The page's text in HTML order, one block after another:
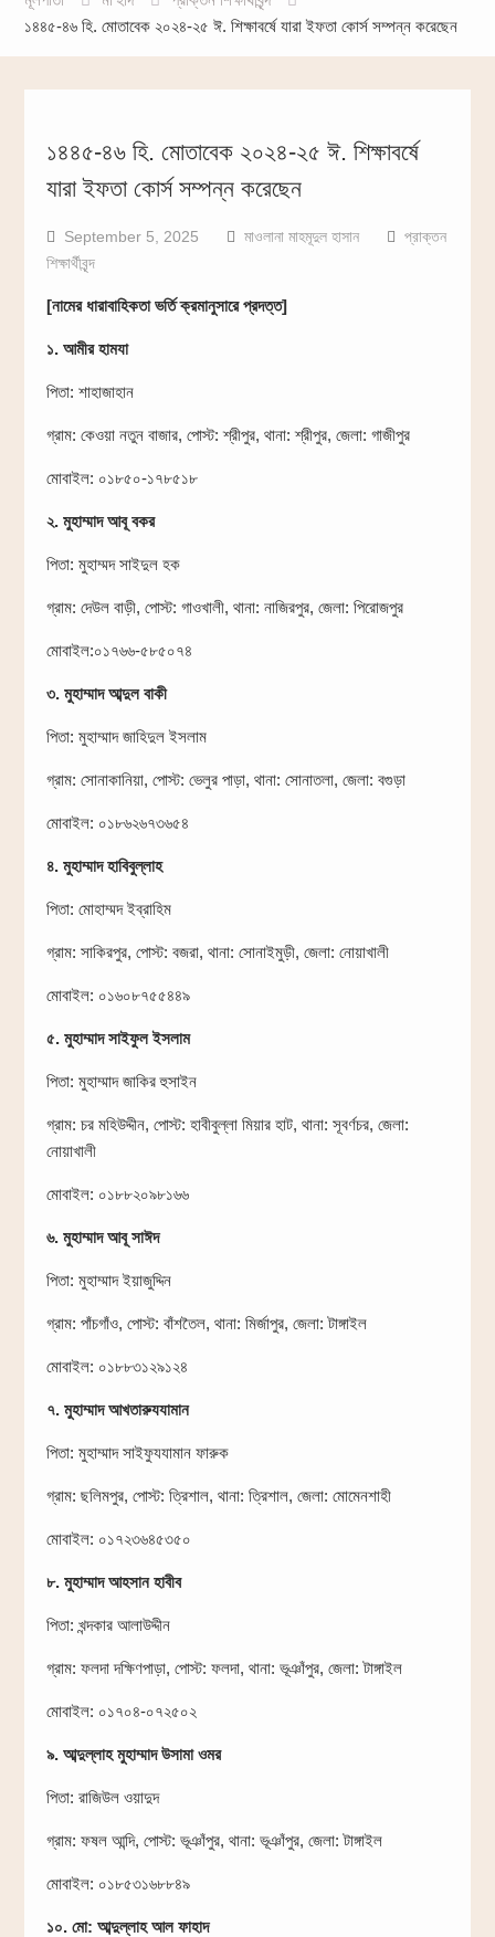
১৪৪৫-৪৬ হি. মোতাবেক ২০২৪-২৫ ঈ. শিক্ষাবর্ষে যারা ইফতা কোর্স সম্পন্ন করেছেন
১৪৪৫-৪৬ হি. মোতাবেক ২০২৪-২৫ ঈ. শিক্ষাবর্ষে
যারা ইফতা কোর্স সম্পন্ন করেছেন
September 5, 2025 মাওলানা মাহমূদুল হাসান
প্রাক্তন
শিক্ষার্থীবৃন্দ
[নামের ধারাবাহিকতা ভর্তি ক্রমানুসারে প্রদত্ত]
১. আমীর হামযা
পিতা: শাহাজাহান
গ্রাম: কেওয়া নতুন বাজার, পোস্ট: শ্রীপুর, থানা: শ্রীপুর, জেলা: গাজীপুর
মোবাইল: ০১৮৫০-১৭৮৫১৮
২. মুহাম্মাদ আবূ বকর
পিতা: মুহাম্মদ সাইদুল হক
গ্রাম: দেউল বাড়ী, পোস্ট: গাওখালী, থানা: নাজিরপুর, জেলা: পিরোজপুর
মোবাইল:০১৭৬৬-৫৮৫০৭৪
৩. মুহাম্মাদ আব্দুল বাকী
পিতা: মুহাম্মাদ জাহিদুল ইসলাম
গ্রাম: সোনাকানিয়া, পোস্ট: ভেলুর পাড়া, থানা: সোনাতলা, জেলা: বগুড়া
মোবাইল: ০১৮৬২৬৭৩৬৫৪
৪. মুহাম্মাদ হাবিবুল্লাহ
পিতা: মোহাম্মদ ইব্রাহিম
গ্রাম: সাকিরপুর, পোস্ট: বজরা, থানা: সোনাইমুড়ী, জেলা: নোয়াখালী
মোবাইল: ০১৬০৮৭৫৫৪৪৯
৫. মুহাম্মাদ সাইফুল ইসলাম
পিতা: মুহাম্মাদ জাকির হুসাইন
গ্রাম: চর মহিউদ্দীন, পোস্ট: হাবীবুল্লা মিয়ার হাট, থানা: সূবর্ণচর, জেলা:
নোয়াখালী
মোবাইল: ০১৮৮২০৯৮১৬৬
৬. মুহাম্মাদ আবূ সাঈদ
পিতা: মুহাম্মাদ ইয়াজুদ্দিন
গ্রাম: পাঁচগাঁও, পোস্ট: বাঁশতৈল, থানা: মির্জাপুর, জেলা: টাঙ্গাইল
মোবাইল: ০১৮৮৩১২৯১২৪
৭. মুহাম্মাদ আখতারুযযামান
পিতা: মুহাম্মাদ সাইফুযযামান ফারুক
গ্রাম: ছলিমপুর, পোস্ট: ত্রিশাল, থানা: ত্রিশাল, জেলা: মোমেনশাহী
মোবাইল: ০১৭২৩৬৪৫৩৫০
৮. মুহাম্মাদ আহসান হাবীব
পিতা: খন্দকার আলাউদ্দীন
গ্রাম: ফলদা দক্ষিণপাড়া, পোস্ট: ফলদা, থানা: ভূঞাঁপুর, জেলা: টাঙ্গাইল
মোবাইল: ০১৭০৪-০৭২৫০২
৯. আব্দুল্লাহ মুহাম্মাদ উসামা ওমর
পিতা: রাজিউল ওয়াদুদ
গ্রাম: ফষল আন্দি, পোস্ট: ভূঞাঁপুর, থানা: ভূঞাঁপুর, জেলা: টাঙ্গাইল
মোবাইল: ০১৮৫৩১৬৮৮৪৯
১০. মো: আব্দুল্লাহ আল ফাহাদ